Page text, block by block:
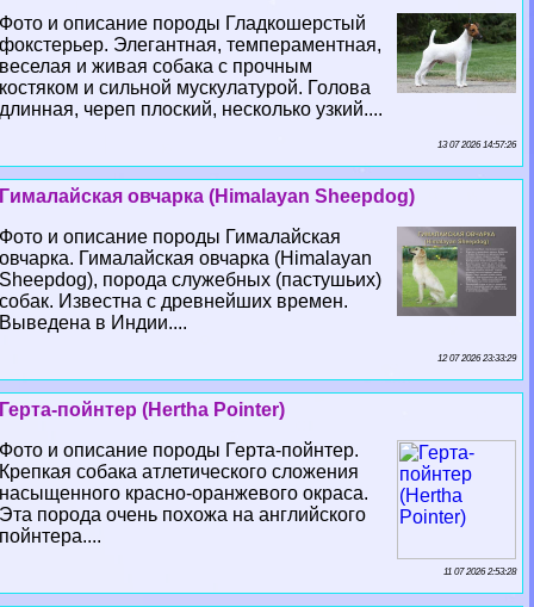
Фото и описание породы Гладкошерстый
фокстерьер. Элегантная, темпераментная,
веселая и живая собака с прочным
костяком и сильной мускулатурой. Голова
длинная, череп плоский, несколько узкий....
13 07 2026 14:57:26
Гималайская овчарка (Himalayan Sheepdog)
Фото и описание породы Гималайская
овчарка. Гималайская овчарка (Himalayan
Sheepdog), порода служебных (пастушьих)
собак. Известна с древнейших времен.
Выведена в Индии....
12 07 2026 23:33:29
Герта-пойнтер (Hertha Pointer)
Фото и описание породы Герта-пойнтер.
Крепкая собака атлетического сложения
насыщенного красно-оранжевого окраса.
Эта порода очень похожа на английского
пойнтера....
11 07 2026 2:53:28